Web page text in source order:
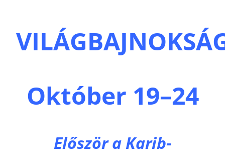
Október 19–24
Először a Karib-